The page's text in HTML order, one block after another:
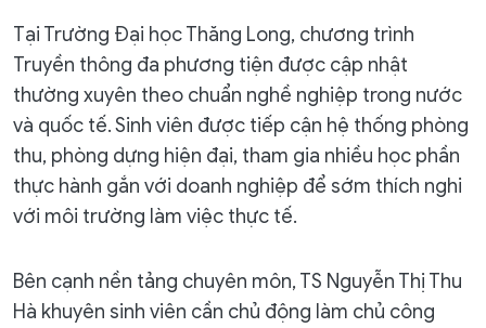
Tại Trường Đại học Thăng Long, chương trình
Truyền thông đa phương tiện được cập nhật
thường xuyên theo chuẩn nghề nghiệp trong nước
và quốc tế. Sinh viên được tiếp cận hệ thống phòng
thu, phòng dựng hiện đại, tham gia nhiều học phần
thực hành gắn với doanh nghiệp để sớm thích nghi
với môi trường làm việc thực tế.
Bên cạnh nền tảng chuyên môn, TS Nguyễn Thị Thu
Hà khuyên sinh viên cần chủ động làm chủ công